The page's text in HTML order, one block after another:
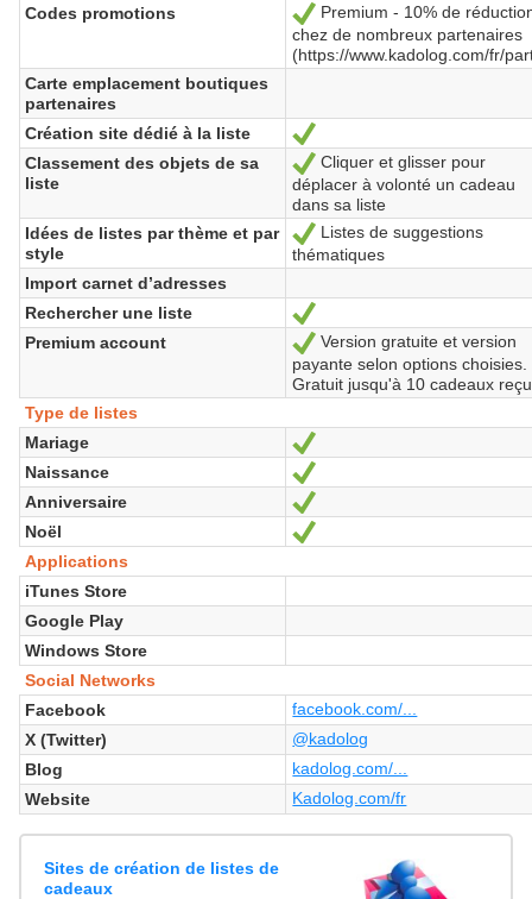
Codes promotions
Yes
Premium - 10% de
chez de nombreux partenaires
(https://www.kadolog.com/fr/
Carte emplacement boutiques
partenaires
Création site dédié à la liste
Yes
Classement des objets de sa
liste
Yes
Cliquer et glisser pour
déplacer à volonté un cadeau
dans sa liste
Idées de listes par thème et par
style
Yes
Listes de suggestions
thématiques
Import carnet d’adresses
Rechercher une liste
Yes
Premium account
Yes
Version gratuite et version
payante selon options choisies.
Gratuit jusqu'à 10 cadeaux
Type de listes
Mariage
Yes
Naissance
Yes
Anniversaire
Yes
Noël
Yes
Applications
iTunes Store
Google Play
Windows Store
Social Networks
Facebook
facebook.com/...
X (Twitter)
@kadolog
Blog
kadolog.com/...
Website
Kadolog.com/fr
Sites de création de listes de
cadeaux